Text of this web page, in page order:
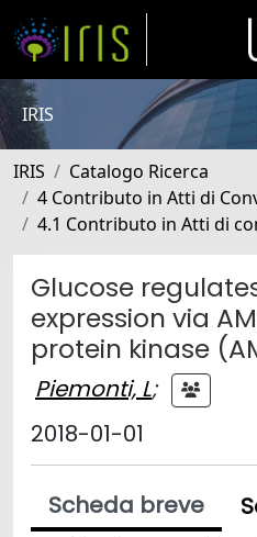
IRIS
IRIS
Catalogo Ricerca
4 Contributo in Atti di
4.1 Contributo in Atti di
Glucose
expression via
protein kinase
Piemonti, L;
2018-01-01
Scheda breve